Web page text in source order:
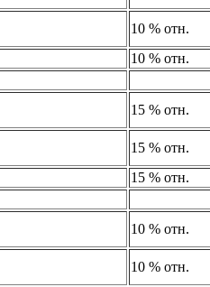
10 % отн.
10 % отн.
15 % отн.
15 % отн.
15 % отн.
10 % отн.
10 % отн.